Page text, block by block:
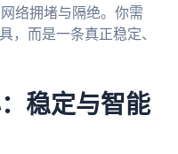
络拥堵与隔绝。你需
，而是一条真正稳定、
稳定与智能